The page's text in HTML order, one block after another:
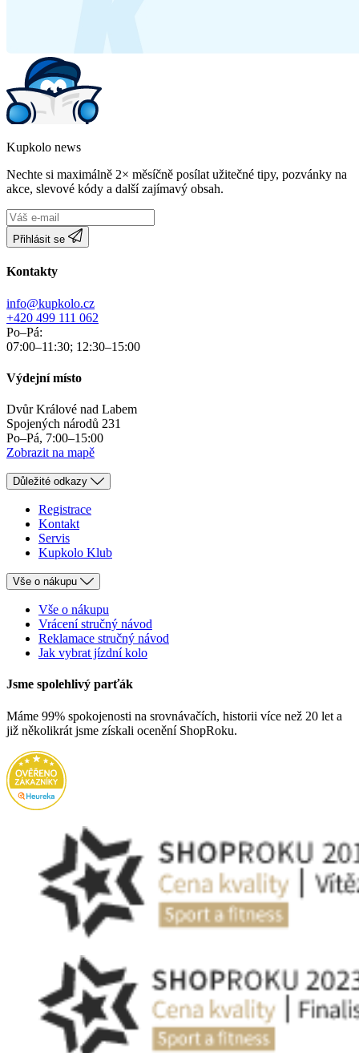
Kupkolo news
Nechte si maximálně 2× měsíčně posílat užitečné tipy, pozvánky na
akce, slevové kódy a další zajímavý obsah.
Přihlásit se
Kontakty
info@kupkolo.cz
+420 499 111 062
Po–Pá:
07:00–11:30; 12:30–15:00
Výdejní místo
Dvůr Králové nad Labem
Spojených národů 231
Po–Pá, 7:00–15:00
Zobrazit na mapě
Důležité odkazy
Registrace
Kontakt
Servis
Kupkolo Klub
Vše o nákupu
Vše o nákupu
Vrácení stručný návod
Reklamace stručný návod
Jak vybrat jízdní kolo
Jsme spolehlivý parťák
Máme 99% spokojenosti na srovnávačích, historii více než 20 let a
již několikrát jsme získali ocenění ShopRoku.